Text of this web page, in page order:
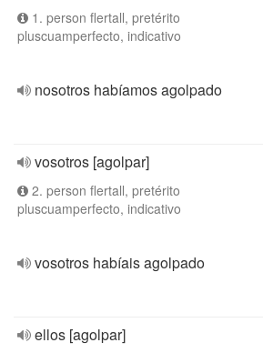
1. person flertall, pretérito
pluscuamperfecto, indicativo
nosotros habíamos agolpado
vosotros [agolpar]
2. person flertall, pretérito
pluscuamperfecto, indicativo
vosotros habíais agolpado
ellos [agolpar]